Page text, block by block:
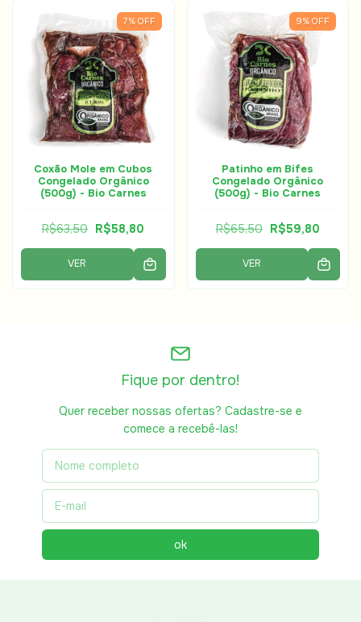
7% OFF
Coxão Mole em Cubos
Congelado Orgânico
(500g) - Bio Carnes
R$63,50 R$58,80
VER
9% OFF
Patinho em Bifes
Congelado Orgânico
(500g) - Bio Carnes
R$65,50 R$59,80
VER
Fique por dentro!
Quer receber nossas ofertas? Cadastre-se e
comece a recebê-las!